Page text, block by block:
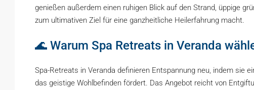
genießen außerdem einen ruhigen Blick auf den Strand, üppige
zum ultimativen Ziel für eine ganzheitliche Heilerfahrung macht.
🌊 Warum Spa Retreats in Veranda
Spa-Retreats in Veranda definieren Entspannung neu, indem sie
das geistige Wohlbefinden fördert. Das Angebot reicht von